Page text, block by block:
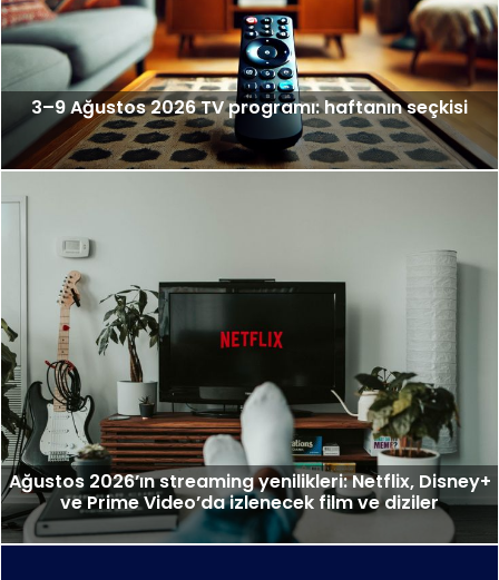
3–9 Ağustos 2026 TV programı: haftanın seçkisi
Ağustos 2026’ın streaming yenilikleri: Netflix, Disney+
ve Prime Video’da izlenecek film ve diziler